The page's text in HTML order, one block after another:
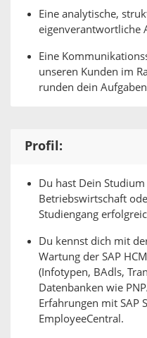
Eine analytische,
eigenverantwortliche
Eine
unseren Kunden im
runden dein
Profil:
Du hast Dein
Betriebswirtschaft
Studiengang
Du kennst dich mit
Wartung der SAP
(Infotypen, BAdls,
Datenbanken wie
Erfahrungen mit SAP
EmployeeCentral.